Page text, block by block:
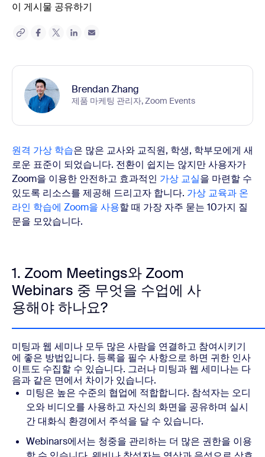
이 게시물 공유하기
Brendan Zhang
제품 마케팅 관리자, Zoom Events
원격 가상 학습은 많은 교사와 교직원, 학생, 학부모에게 새
로운 표준이 되었습니다. 전환이 쉽지는 않지만 사용자가
Zoom을 이용한 안전하고 효과적인 가상 교실을 마련할 수
있도록 리소스를 제공해 드리고자 합니다. 가상 교육과 온
라인 학습에 Zoom을 사용할 때 가장 자주 묻는 10가지 질
문을 모았습니다.
1. Zoom Meetings와 Zoom
Webinars 중 무엇을 수업에 사
용해야 하나요?
미팅과 웹 세미나 모두 많은 사람을 연결하고 참여시키기
에 좋은 방법입니다. 등록을 필수 사항으로 하면 귀한 인사
이트도 수집할 수 있습니다. 그러나 미팅과 웹 세미나는 다
음과 같은 면에서 차이가 있습니다.
미팅은 높은 수준의 협업에 적합합니다. 참석자는 오디
오와 비디오를 사용하고 자신의 화면을 공유하며 실시
간 대화식 환경에서 주석을 달 수 있습니다.
Webinars에서는 청중을 관리하는 더 많은 권한을 이용